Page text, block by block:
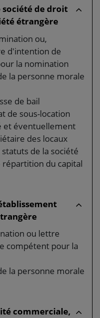
société de droit
étrangère
ou,
d'intention de
la nomination
la personne morale
de bail
de sous-location
et éventuellement
des locaux
de la société
du capital
ou lettre
compétent pour la
la personne morale
commerciale,